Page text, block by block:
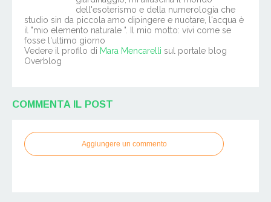
dell'esoterismo e della numerologia che
studio sin da piccola amo dipingere e nuotare, l'acqua è
il "mio elemento naturale ". Il mio motto: vivi come se
fosse l'ultimo giorno
Vedere il profilo di Mara Mencarelli sul portale blog
Overblog
COMMENTA IL POST
Aggiungere un commento